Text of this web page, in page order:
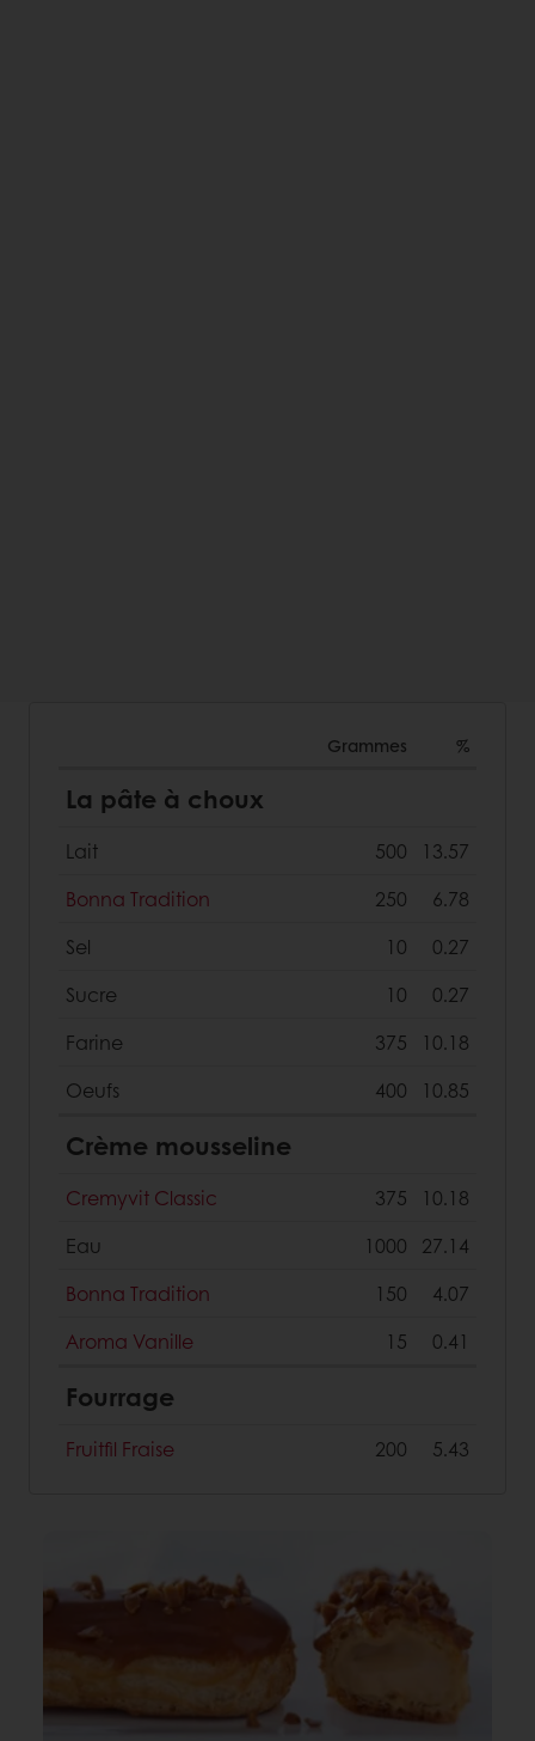
Grammes %
La pâte à choux
Lait 500
13.57
Bonna Tradition
250
6.78
Sel
10
0.27
Sucre
10
0.27
Farine
375
10.18
Oeufs
400 10.85
Crème mousseline
Cremyvit Classic 375
10.18
Eau
1000
27.14
Bonna Tradition
150
4.07
Aroma Vanille
15 0.41
Fourrage
Fruitfil Fraise 200 5.43